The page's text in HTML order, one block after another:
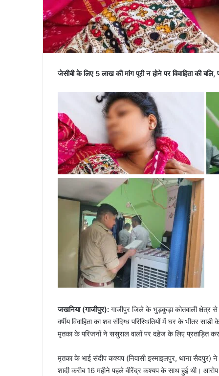
जेसीबी के लिए 5 लाख की मांग पूरी न होने पर विवाहिता की
जखनिया (गाजीपुर):गाजीपुर जिले के भुड़कुड़ा कोतवाली क्षेत्र
वर्षीय विवाहिता का शव संदिग्ध परिस्थितियों में घर के
मृतका के परिजनों ने ससुराल वालों पर दहेज के लिए प्रताड़ित
मृतका के भाई संदीप कश्यप (निवासी इस्माइलपुर, थाना सैदपुर)
शादी करीब 16 महीने पहले वीरेंद्र कश्यप के साथ हुई थी।